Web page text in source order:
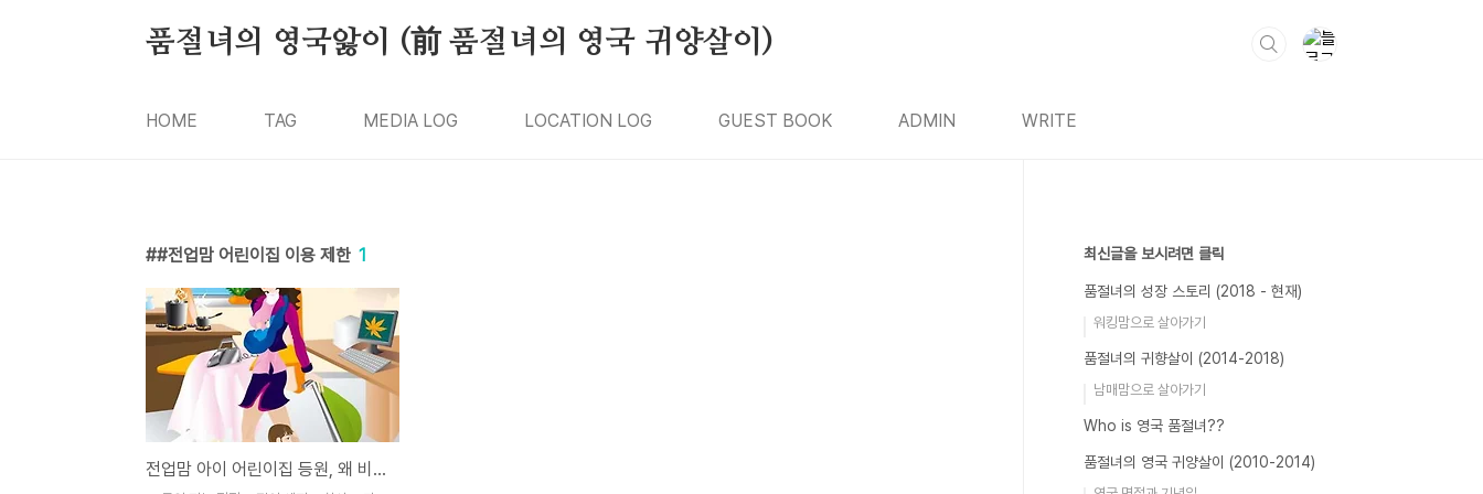
품절녀의 영국앓이 (前 품절녀의 영국 귀양살이)
HOME TAG MEDIA LOG LOCATION LOG GUEST BOOK ADMIN WRITE
#전업맘 어린이집 이용 제한 1
전업맘 아이 어린이집 등원, 왜 비난하나?
최신글을 보시려면 클릭
품절녀의 성장 스토리 (2018 - 현재)
워킹맘으로 살아가기
품절녀의 귀향살이 (2014-2018)
남매맘으로 살아가기
Who is 영국 품절녀??
품절녀의 영국 귀양살이 (2010-2014)